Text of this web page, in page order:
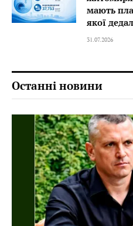
мають
якої
31.07.2026
Останні новини